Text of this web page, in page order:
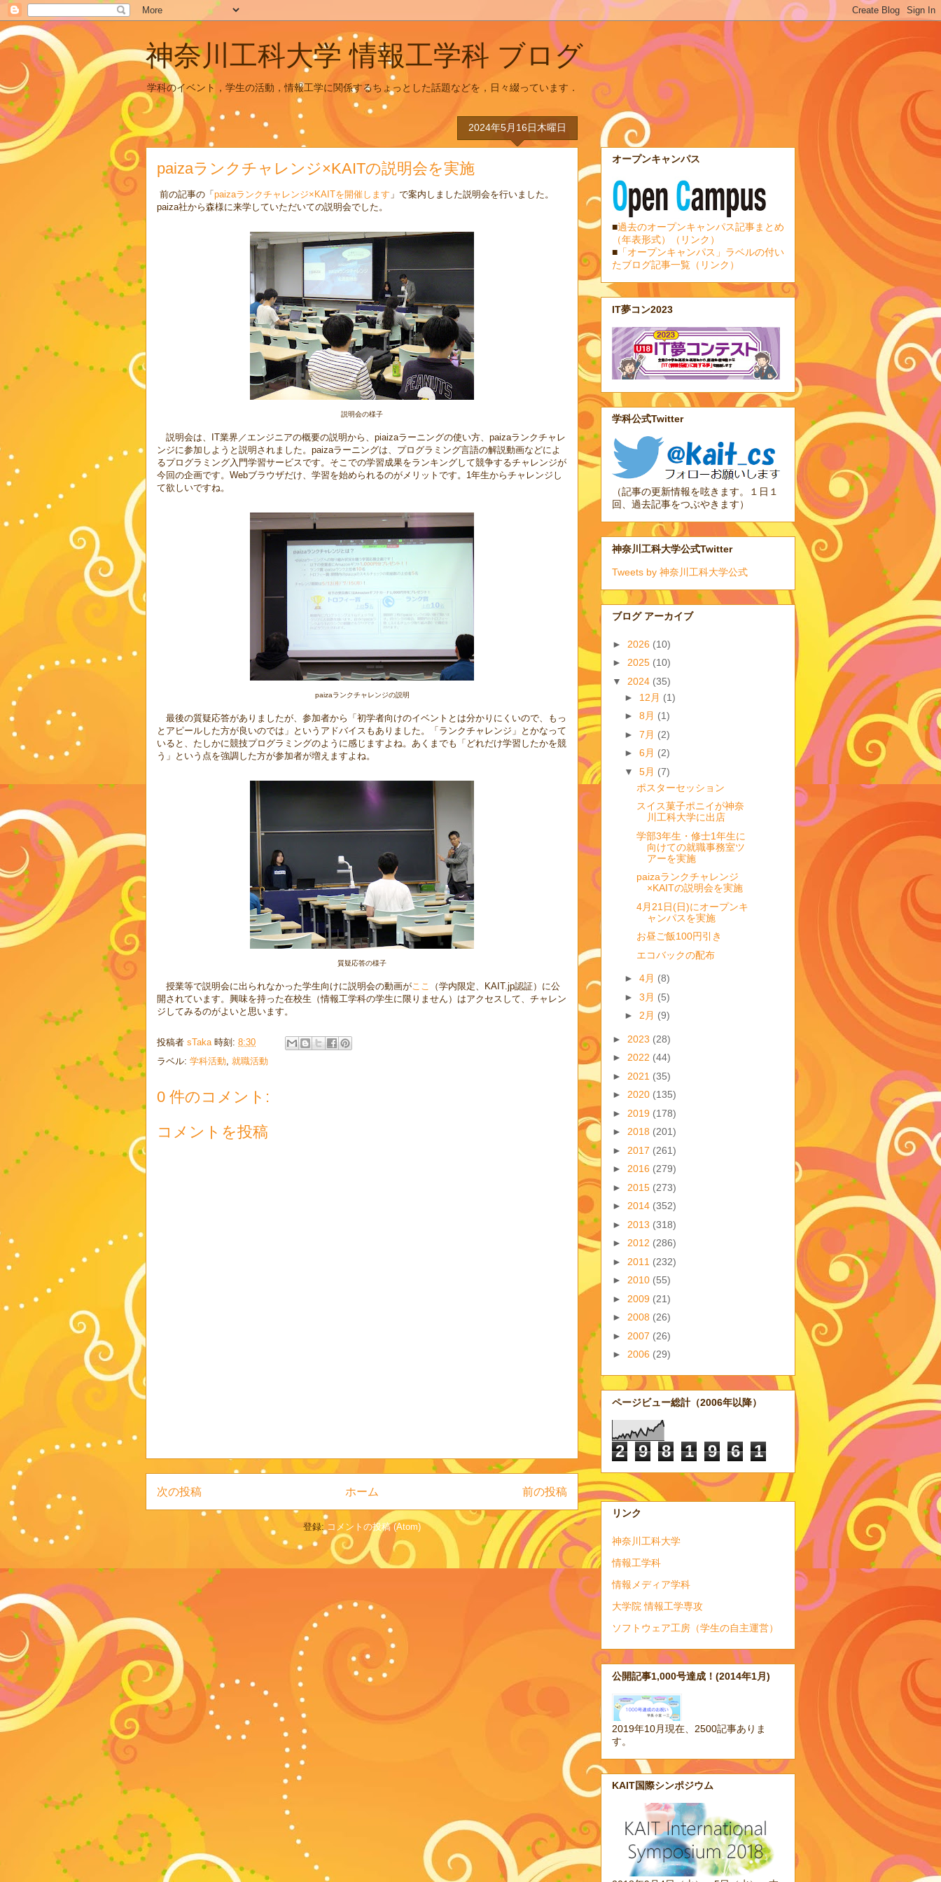
神奈川工科大学 情報工学科 ブログ
学科のイベント，学生の活動，情報工学に関係するちょっとした話題などを，日々綴っています．
2024年5月16日木曜日
paizaランクチャレンジ×KAITの説明会を実施
前の記事の「 paizaランクチャレンジ×KAITを開催します 」で案内しました説明会を行いました。
paiza社から森様に来学していただいての説明会でした。
説明会の様子
説明会は、IT業界／エンジニアの概要の説明から、piaizaラーニングの使い方、paizaランクチャレ
ンジに参加しようと説明されました。paizaラーニングは、プログラミング言語の解説動画などによ
るプログラミング入門学習サービスです。そこでの学習成果をランキングして競争するチャレンジが
今回の企画です。Webブラウザだけ、学習を始められるのがメリットです。1年生からチャレンジし
て欲しいですね。
paizaランクチャレンジの説明
最後の質疑応答がありましたが、参加者から「初学者向けのイベントとは分かりにくいので、もっ
とアピールした方が良いのでは」というアドバイスもありました。「ランクチャレンジ」とかなって
いると、たしかに競技プログラミングのように感じますよね。あくまでも「どれだけ学習したかを競
う」という点を強調した方が参加者が増えますよね。
質疑応答の様子
授業等で説明会に出られなかった学生向けに説明会の動画がここ
（学内限定、KAIT.jp認証）に公
開されています。興味を持った在校生（情報工学科の学生に限りません）はアクセスして、チャレン
ジしてみるのがよいと思います。
投稿者 sTaka 時刻: 8:30
ラベル: 学科活動, 就職活動
0 件のコメント:
コメントを投稿
次の投稿 前の投稿
ホーム
登録:コメントの投稿 (Atom)
オープンキャンパス
■過去のオープンキャンパス記事まとめ
（年表形式）（リンク）
■ 「オープンキャンパス」ラベルの付い
たブログ記事一覧（リンク）
IT夢コン2023
学科公式Twitter
（記事の更新情報を呟きます。１日１
回、過去記事をつぶやきます）
神奈川工科大学公式Twitter
Tweets by 神奈川工科大学公式
ブログ アーカイブ
► 2026 (10)
► 2025 (10)
▼ 2024 (35)
► 12月 (1)
► 8月 (1)
► 7月 (2)
► 6月 (2)
▼ 5月 (7)
ポスターセッション
スイス菓子ポニイが神奈
川工科大学に出店
学部3年生・修士1年生に
向けての就職事務室ツ
アーを実施
paizaランクチャレンジ
×KAITの説明会を実施
4月21日(日)にオープンキ
ャンパスを実施
お昼ご飯100円引き
エコバックの配布
► 4月 (8)
► 3月 (5)
► 2月 (9)
► 2023 (28)
► 2022 (44)
► 2021 (35)
► 2020 (135)
► 2019 (178)
► 2018 (201)
► 2017 (261)
► 2016 (279)
► 2015 (273)
► 2014 (352)
► 2013 (318)
► 2012 (286)
► 2011 (232)
► 2010 (55)
► 2009 (21)
► 2008 (26)
► 2007 (26)
► 2006 (29)
ページビュー総計（2006年以降）
2 9 8 1 9 6 1
リンク
神奈川工科大学
情報工学科
情報メディア学科
大学院 情報工学専攻
ソフトウェア工房（学生の自主運営）
公開記事1,000号達成！(2014年1月)
2019年10月現在、2500記事ありま
す。
KAIT国際シンポジウム